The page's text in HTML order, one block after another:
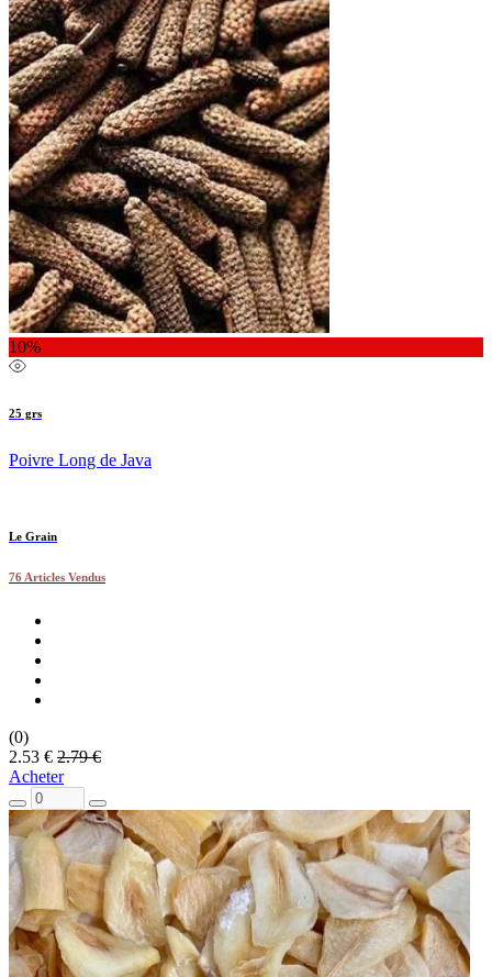
10%
25 grs
Poivre Long de Java
Le Grain
76 Articles Vendus
(0)
2.53 € 2.79 €
Acheter